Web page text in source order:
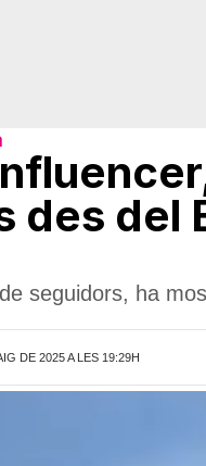
des del
seguidors, ha
DE 2025 A LES 19:29H